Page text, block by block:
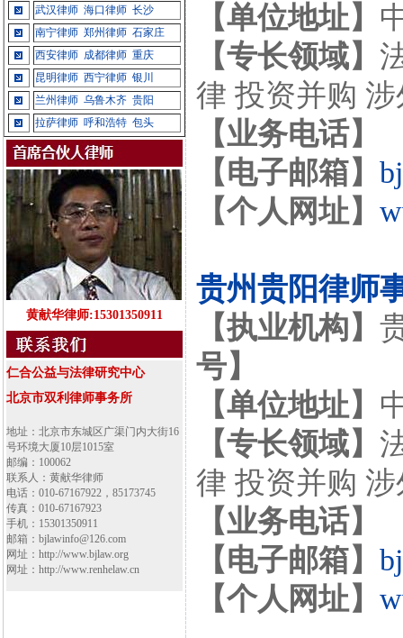
武汉律师 海口律师 长沙
南宁律师 郑州律师 石家庄
西安律师 成都律师 重庆
昆明律师 西宁律师 银川
兰州律师 乌鲁木齐 贵阳
拉萨律师 呼和浩特 包头
黄献华律师:15301350911
仁合公益与法律研究中心
北京市双利律师事务所
地址：北京市东城区广渠门内大街16
号环境大厦10层1015室
邮编：100062
联系人：黄献华律师
电话：010-67167922，85173745
传真：010-67167923
手机：15301350911
邮箱：bjlawinfo@126.com
网址：http://www.bjlaw.org
网址：http://www.renhelaw.cn
【单位地址】
【专长领域】
律 投资并购
【业务电话】
【电子邮箱】
【个人网址】
贵州贵阳律师
【执业机构】
号】
【单位地址】
【专长领域】
律 投资并购
【业务电话】
【电子邮箱】
【个人网址】